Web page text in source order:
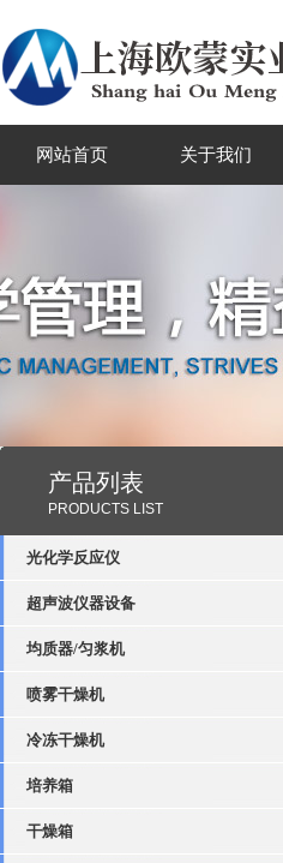
网站首页 关于我们
产品列表
PRODUCTS LIST
光化学反应仪
超声波仪器设备
均质器/匀浆机
喷雾干燥机
冷冻干燥机
培养箱
干燥箱